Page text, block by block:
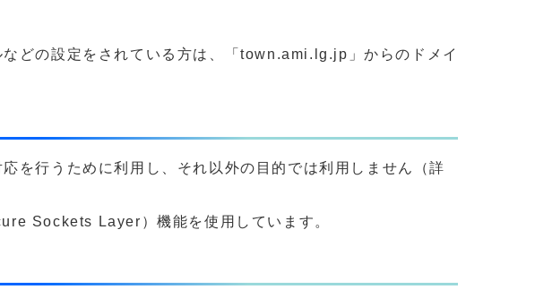
どの設定をされている方は、「town.ami.lg.jp」からのドメイ
を行うために利用し、それ以外の目的では利用しません（詳
Sockets Layer）機能を使用しています。